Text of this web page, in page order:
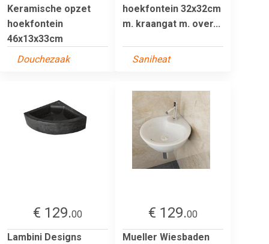
Keramische opzet
hoekfontein
46x13x33cm
Douchezaak
hoekfontein 32x32cm
m. kraangat m. over...
Saniheat
€ 129.00
Lambini Designs
€ 129.00
Mueller Wiesbaden